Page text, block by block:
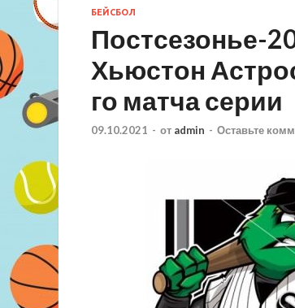
БЕЙСБОЛ
Постсезонье-
Хьюстон
го матча серии
09.10.2021 - от admin - Оставьте